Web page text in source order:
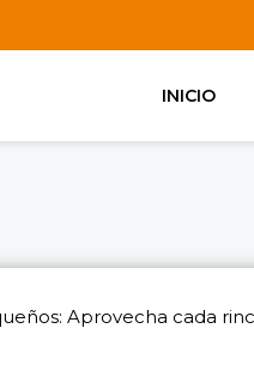
INICIO
Aprovecha cada